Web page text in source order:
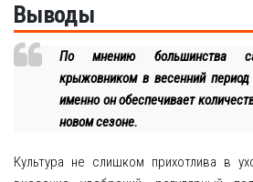
Выводы
По мнению большинства
крыжовником в весенний
именно он обеспечивает
новом сезоне.
Культура не слишком прихотлива в